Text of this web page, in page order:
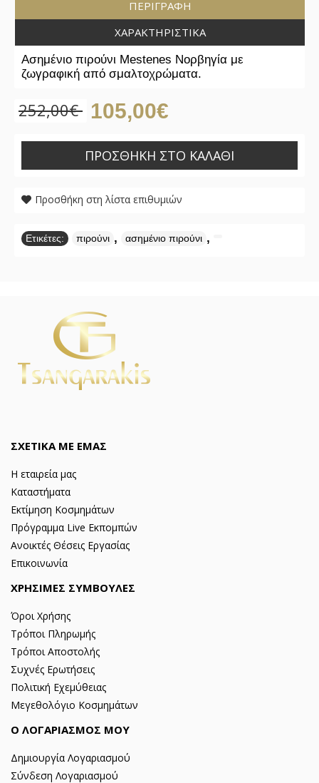
ΠΕΡΙΓΡΑΦΉ
ΧΑΡΑΚΤΗΡΙΣΤΙΚΆ
Ασημένιο πιρούνι Mestenes Νορβηγία με
ζωγραφική από σμαλτοχρώματα.
252,00€ 105,00€
ΠΡΟΣΘΉΚΗ ΣΤΟ ΚΑΛΆΘΙ
Προσθήκη στη λίστα επιθυμιών
Ετικέτες: πιρούνι , ασημένιο πιρούνι ,
ΣΧΕΤΙΚΑ ΜΕ ΕΜΑΣ
Η εταιρεία μας
Καταστήματα
Εκτίμηση Κοσμημάτων
Πρόγραμμα Live Εκπομπών
Ανοικτές Θέσεις Εργασίας
Επικοινωνία
ΧΡΗΣΙΜΕΣ ΣΥΜΒΟΥΛΕΣ
Όροι Χρήσης
Τρόποι Πληρωμής
Τρόποι Αποστολής
Συχνές Ερωτήσεις
Πολιτική Εχεμύθειας
Μεγεθολόγιο Κοσμημάτων
Ο ΛΟΓΑΡΙΑΣΜΟΣ ΜΟΥ
Δημιουργία Λογαριασμού
Σύνδεση Λογαριασμού